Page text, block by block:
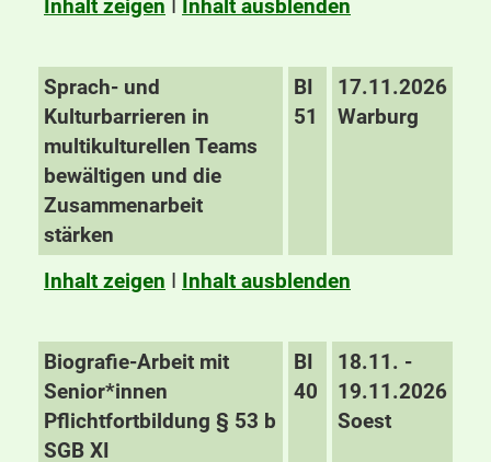
Inhalt zeigen Inhalt ausblenden
Sprach- und
Kulturbarrieren in
multikulturellen Teams
bewältigen und die
Zusammenarbeit
stärken
BI
51
17.11.2026
Warburg
Inhalt zeigen I Inhalt ausblenden
Biografie-Arbeit mit
Senior*innen
Pflichtfortbildung § 53 b
SGB XI
BI
40
18.11. -
19.11.2026
Soest